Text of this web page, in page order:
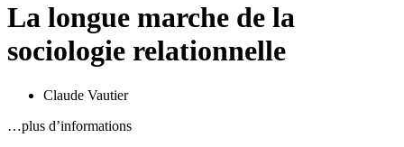
La longue marche de la
sociologie relationnelle
Claude Vautier
…plus d’informations